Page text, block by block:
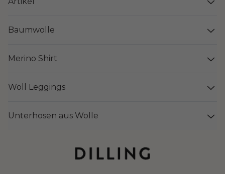
Baumwolle
Merino Shirt
Woll Leggings
Unterhosen aus Wolle